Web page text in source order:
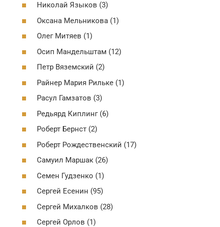
Николай Языков (3)
Оксана Мельникова (1)
Олег Митяев (1)
Осип Мандельштам (12)
Петр Вяземский (2)
Райнер Мария Рильке (1)
Расул Гамзатов (3)
Редьярд Киплинг (6)
Роберт Бернст (2)
Роберт Рождественский (17)
Самуил Маршак (26)
Семен Гудзенко (1)
Сергей Есенин (95)
Сергей Михалков (28)
Сергей Орлов (1)